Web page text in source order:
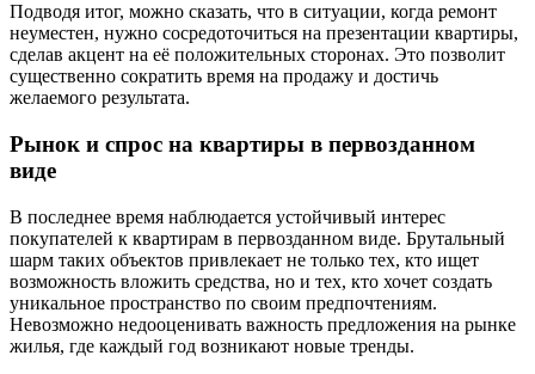
Подводя итог, можно сказать, что в ситуации, когда ремонт
неуместен, нужно сосредоточиться на презентации квартиры,
сделав акцент на её положительных сторонах. Это позволит
существенно сократить время на продажу и достичь
желаемого результата.
Рынок и спрос на квартиры в первозданном
виде
В последнее время наблюдается устойчивый интерес
покупателей к квартирам в первозданном виде. Брутальный
шарм таких объектов привлекает не только тех, кто ищет
возможность вложить средства, но и тех, кто хочет создать
уникальное пространство по своим предпочтениям.
Невозможно недооценивать важность предложения на рынке
жилья, где каждый год возникают новые тренды.